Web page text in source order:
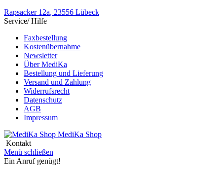
Rapsacker 12a, 23556 Lübeck
Service/ Hilfe
Faxbestellung
Kostenübernahme
Newsletter
Über MediKa
Bestellung und Lieferung
Versand und Zahlung
Widerrufsrecht
Datenschutz
AGB
Impressum
MediKa Shop
Kontakt
Menü schließen
Ein Anruf genügt!